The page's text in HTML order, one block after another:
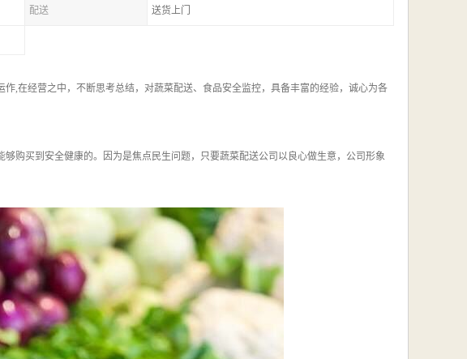
配送 送货上门
,在经营之中，不断思考总结，对蔬菜配送、食品安全监控，具备丰富的经验，诚心为各
购买到安全健康的。因为是焦点民生问题，只要蔬菜配送公司以良心做生意，公司形象